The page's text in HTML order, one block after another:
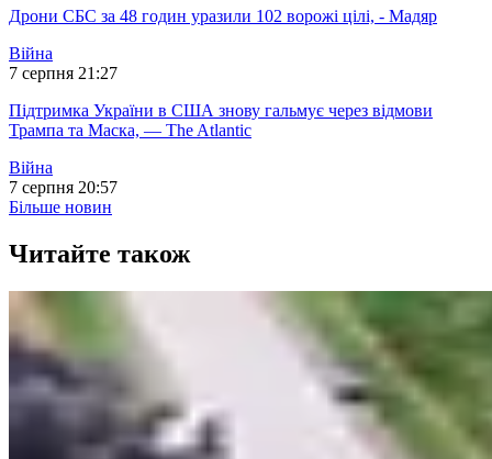
Дрони СБС за 48 годин уразили 102 ворожі цілі, - Мадяр
Війна
7 серпня 21:27
Підтримка України в США знову гальмує через відмови
Трампа та Маска, — The Atlantic
Війна
7 серпня 20:57
Більше новин
Читайте також